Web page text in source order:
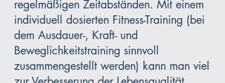
regelmäßigen Zeitabständen. Mit einem
individuell dosierten Fitness-Training (bei
dem Ausdauer-, Kraft- und
Beweglichkeitstraining sinnvoll
zusammengestellt werden) kann man viel